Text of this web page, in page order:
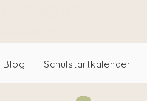
Blog Schulstartkalender